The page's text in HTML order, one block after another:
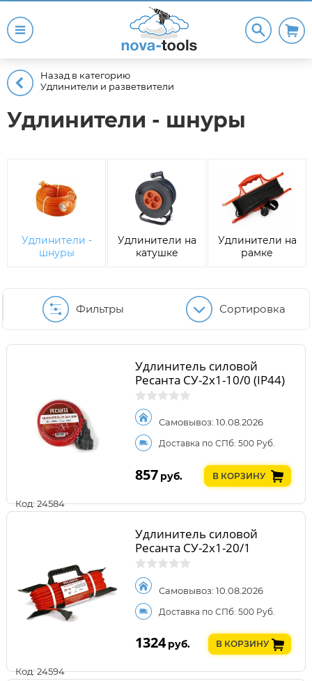
Назад в категорию
Удлинители и разветвители
Удлинители - шнуры
Удлинители -
шнуры
Удлинители на
катушке
Удлинители на
рамке
Фильтры Сортировка
Код: 24584
Удлинитель силовой
Ресанта СУ-2х1-10/0 (IP44)
Самовывоз: 10.08.2026
Доставка по СПб: 500 Руб.
857 руб. В КОРЗИНУ
Код: 24594
Удлинитель силовой
Ресанта СУ-2х1-20/1
Самовывоз: 10.08.2026
Доставка по СПб: 500 Руб.
1324 руб. В КОРЗИНУ